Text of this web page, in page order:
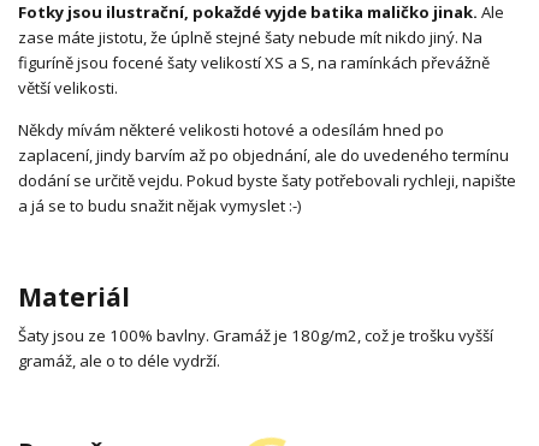
Fotky jsou ilustrační, pokaždé vyjde batika maličko jinak. Ale
zase máte jistotu, že úplně stejné šaty nebude mít nikdo jiný. Na
figuríně jsou focené šaty velikostí XS a S, na ramínkách převážně
větší velikosti.
Někdy mívám některé velikosti hotové a odesílám hned po
zaplacení, jindy barvím až po objednání, ale do uvedeného termínu
dodání se určitě vejdu. Pokud byste šaty potřebovali rychleji, napište
a já se to budu snažit nějak vymyslet :-)
Materiál
Šaty jsou ze 100% bavlny. Gramáž je 180g/m2, což je trošku vyšší
gramáž, ale o to déle vydrží.